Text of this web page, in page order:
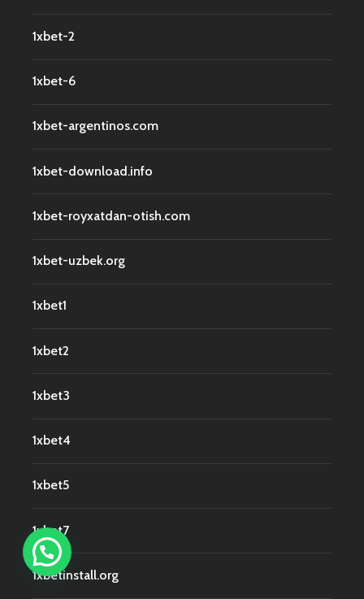
1xbet-2
1xbet-6
1xbet-argentinos.com
1xbet-download.info
1xbet-royxatdan-otish.com
1xbet-uzbek.org
1xbet1
1xbet2
1xbet3
1xbet4
1xbet5
1xbet7
1xbetinstall.org